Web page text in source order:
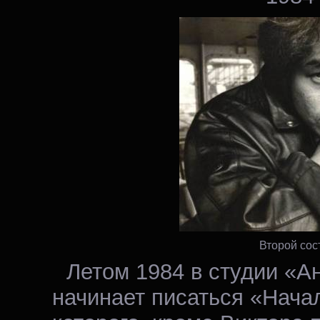
Второй
Летом 1984 в студии
начинает писаться